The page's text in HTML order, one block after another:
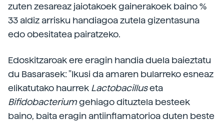
zuten zesareaz jaiotakoek gainerakoek baino %
33 aldiz arrisku handiagoa zutela gizentasuna
edo obesitatea pairatzeko.
Edoskitzaroak ere eragin handia duela baieztatu
du Basarasek: "Ikusi da amaren bularreko esneaz
elikatutako haurrek Lactobacilluseta
Bifidobacteriumgehiago dituztela besteek
baino, baita eragin antiinflamatorioa duten beste